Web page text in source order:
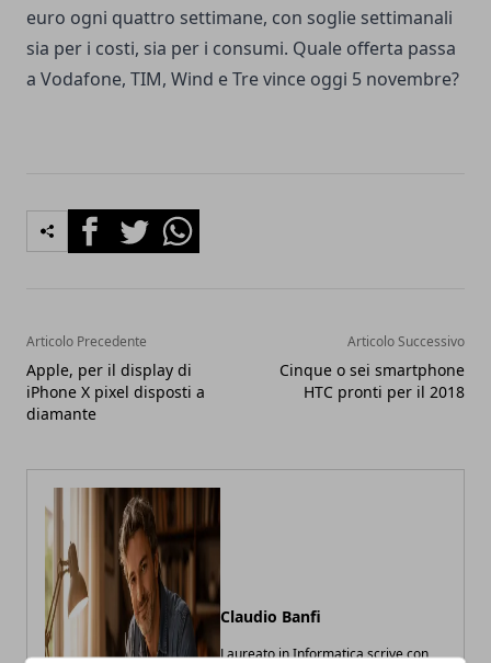
euro ogni quattro settimane, con soglie settimanali
sia per i costi, sia per i consumi. Quale offerta passa
a Vodafone, TIM, Wind e Tre vince oggi 5 novembre?
FacebookTwitterWhatsapp
Articolo Precedente
Apple, per il display di
iPhone X pixel disposti a
diamante
Articolo Successivo
Cinque o sei smartphone
HTC pronti per il 2018
Claudio Banfi
Laureato in Informatica scrive con